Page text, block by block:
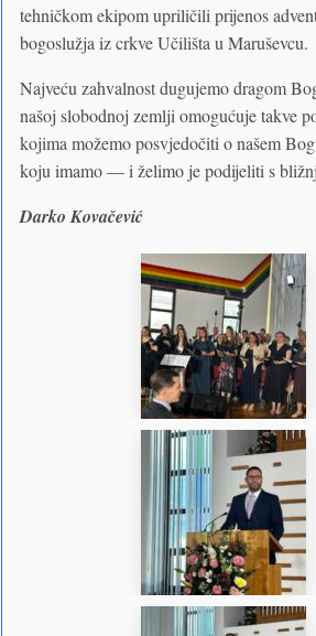
tehničkom ekipom upriličili prijenos
bogoslužja iz crkve Učilišta u Maruševcu.
Najveću zahvalnost dugujemo dragom
našoj slobodnoj zemlji omogućuje takve
kojima možemo posvjedočiti o našem
koju imamo — i želimo je podijeliti s
Darko Kovačević